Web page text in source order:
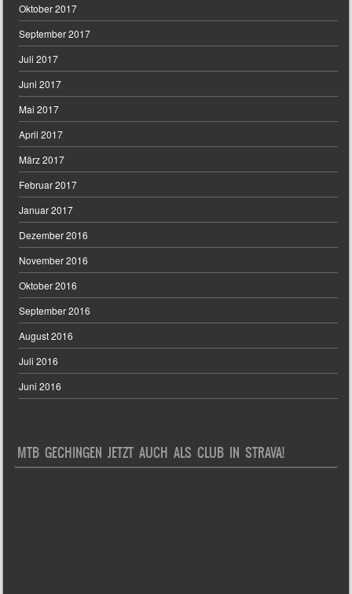
Oktober 2017
September 2017
Juli 2017
Juni 2017
Mai 2017
April 2017
März 2017
Februar 2017
Januar 2017
Dezember 2016
November 2016
Oktober 2016
September 2016
August 2016
Juli 2016
Juni 2016
MTB GECHINGEN JETZT AUCH ALS CLUB IN STRAVA!